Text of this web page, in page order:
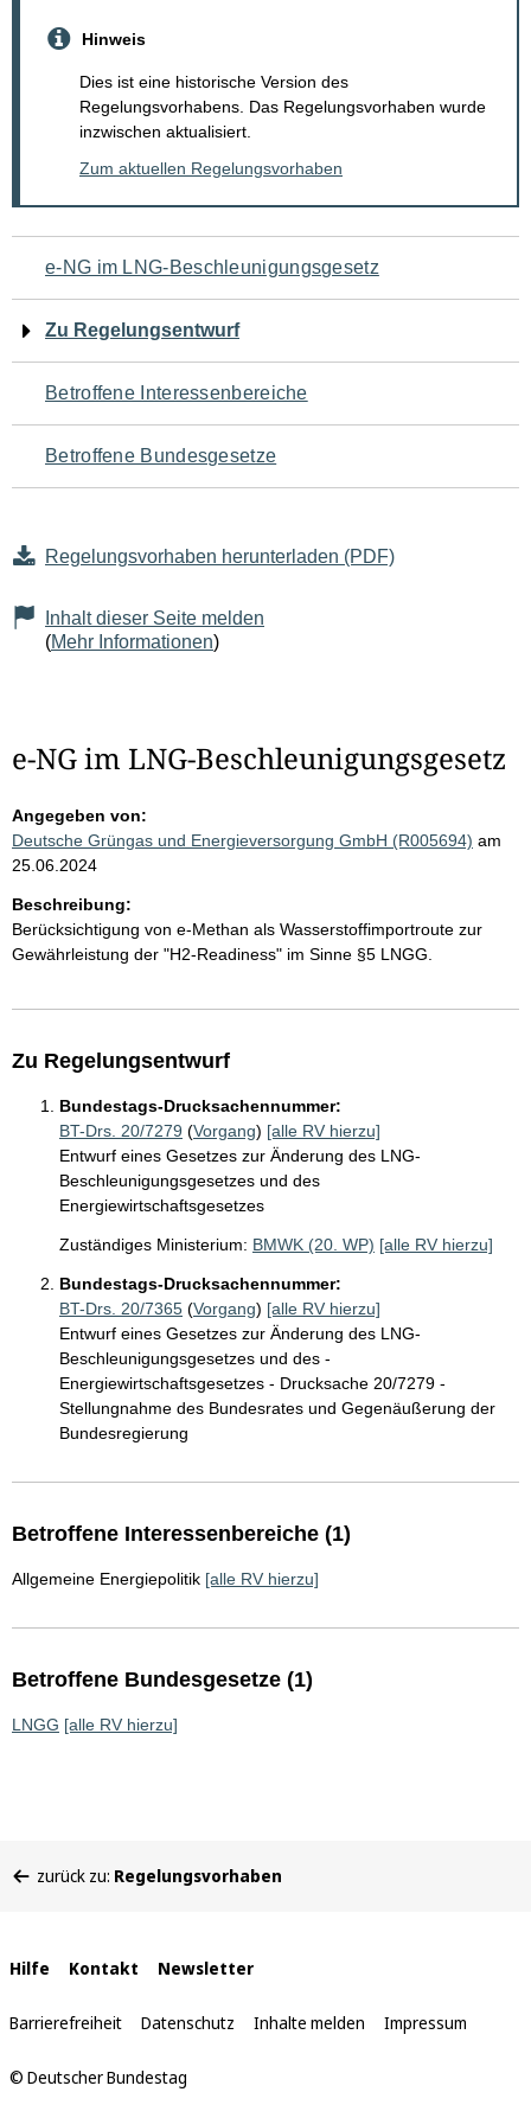
Hinweis
Dies ist eine historische Version des
Regelungsvorhabens. Das Regelungsvorhaben wurde
inzwischen aktualisiert.
Zum aktuellen Regelungsvorhaben
Navigation
für
den
Seiteninhalt
e-NG im LNG-Beschleunigungsgesetz
Zu Regelungsentwurf
Betroffene Interessenbereiche
Betroffene Bundesgesetze
Regelungsvorhaben herunterladen (PDF)
Inhalt dieser Seite melden
(Mehr Informationen)
e-NG im LNG-Beschleunigungsgesetz
Angegeben von:
Deutsche Grüngas und Energieversorgung GmbH (R005694) am
25.06.2024
Beschreibung:
Berücksichtigung von e-Methan als Wasserstoffimportroute zur
Gewährleistung der "H2-Readiness" im Sinne §5 LNGG.
Zu Regelungsentwurf
Bundestags-Drucksachennummer:
BT-Drs. 20/7279 (Vorgang) [alle RV hierzu]
Entwurf eines Gesetzes zur Änderung des LNG-
Beschleunigungsgesetzes und des
Energiewirtschaftsgesetzes
Zuständiges Ministerium: BMWK (20. WP) [alle RV hierzu]
Bundestags-Drucksachennummer:
BT-Drs. 20/7365 (Vorgang) [alle RV hierzu]
Entwurf eines Gesetzes zur Änderung des LNG-
Beschleunigungsgesetzes und des -
Energiewirtschaftsgesetzes - Drucksache 20/7279 -
Stellungnahme des Bundesrates und Gegenäußerung der
Bundesregierung
Betroffene Interessenbereiche (1)
Allgemeine Energiepolitik [alle RV hierzu]
Betroffene Bundesgesetze (1)
LNGG [alle RV hierzu]
befinden
zurück zu: Regelungsvorhaben
Interne
Links
Hilfe Kontakt Newsletter
Barrierefreiheit Datenschutz Inhalte melden Impressum
© Deutscher Bundestag